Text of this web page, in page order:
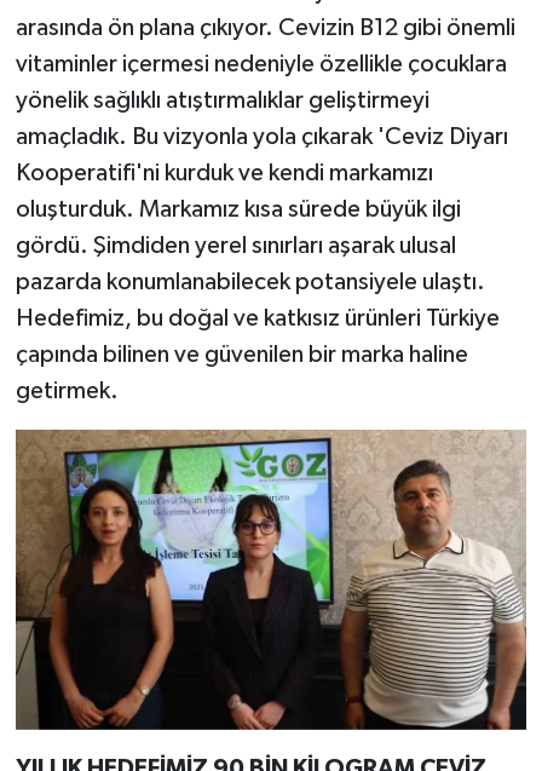
arasında ön plana çıkıyor. Cevizin B12 gibi önemli
vitaminler içermesi nedeniyle özellikle çocuklara
yönelik sağlıklı atıştırmalıklar geliştirmeyi
amaçladık. Bu vizyonla yola çıkarak 'Ceviz Diyarı
Kooperatifi'ni kurduk ve kendi markamızı
oluşturduk. Markamız kısa sürede büyük ilgi
gördü. Şimdiden yerel sınırları aşarak ulusal
pazarda konumlanabilecek potansiyele ulaştı.
Hedefimiz, bu doğal ve katkısız ürünleri Türkiye
çapında bilinen ve güvenilen bir marka haline
getirmek.